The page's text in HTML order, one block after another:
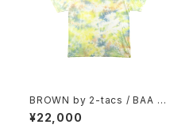
BROWN by 2-tacs / BAA WI
DE（TIE DYE）
¥22,000